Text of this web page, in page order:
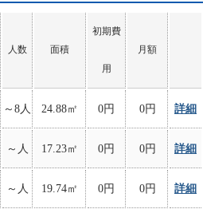
人数 面積
初期費
用
月額
～8人 24.88㎡ 0円 0円 詳細
～人 17.23㎡ 0円 0円 詳細
～人 19.74㎡ 0円 0円 詳細